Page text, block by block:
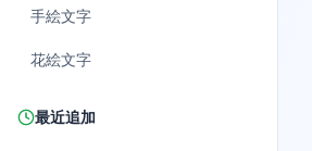
手絵文字
花絵文字
最近追加